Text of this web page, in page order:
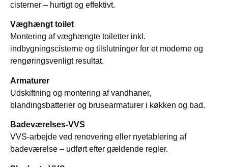
cisterner – hurtigt og effektivt.
Væghængt toilet
Montering af væghængte toiletter inkl.
indbygningscisterne og tilslutninger for et moderne og
rengøringsvenligt resultat.
Armaturer
Udskiftning og montering af vandhaner,
blandingsbatterier og brusearmaturer i køkken og bad.
Badeværelses-VVS
VVS-arbejde ved renovering eller nyetablering af
badeværelse – udført efter gældende regler.